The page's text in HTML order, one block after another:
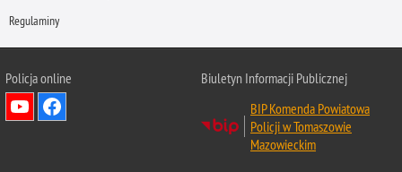
Regulaminy
Policja online
Biuletyn Informacji Publicznej
BIP Komenda Powiatowa
Policji w Tomaszowie
Mazowieckim